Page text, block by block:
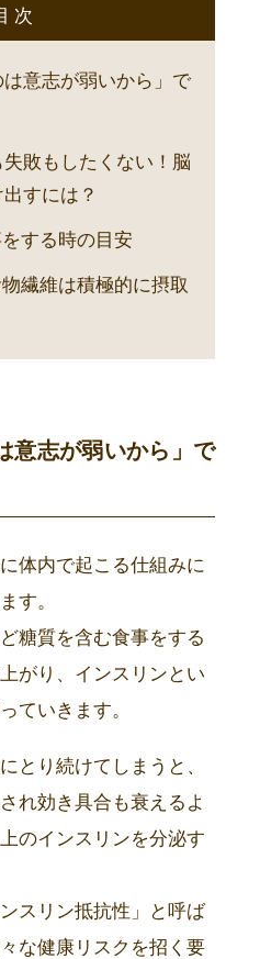
次
は意志が弱いから」で
敗もしたくない！脳
すには？
する時の目安
繊維は積極的に摂取
意志が弱いから」で
体内で起こる仕組みに
す。
糖質を含む食事をする
がり、インスリンとい
ていきます。
とり続けてしまうと、
れ効き具合も衰えるよ
のインスリンを分泌す
スリン抵抗性」と呼ば
な健康リスクを招く要